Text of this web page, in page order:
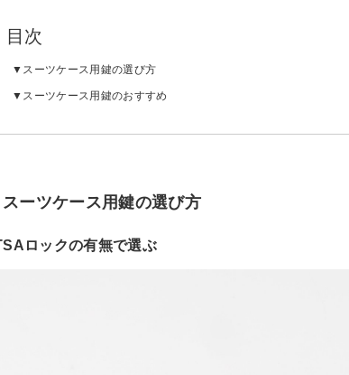
目次
スーツケース用鍵の選び方
スーツケース用鍵のおすすめ
スーツケース用鍵の選び方
ロックの有無で選ぶ